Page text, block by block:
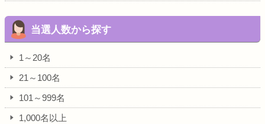
当選人数から探す
1～20名
21～100名
101～999名
1,000名以上